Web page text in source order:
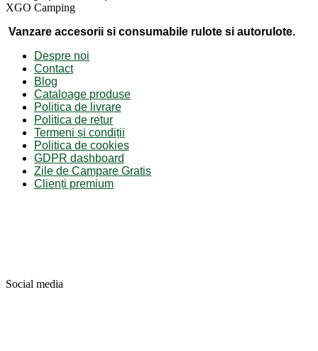
XGO Camping
Vanzare accesorii si consumabile rulote si autorulote.
Despre noi
Contact
Blog
Cataloage produse
Politica de livrare
Politica de retur
Termeni și condiții
Politica de cookies
GDPR dashboard
Zile de Campare Gratis
Clienți premium
Social media